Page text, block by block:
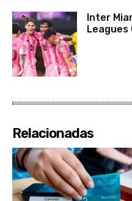
Inter
Leagues
Relacionadas